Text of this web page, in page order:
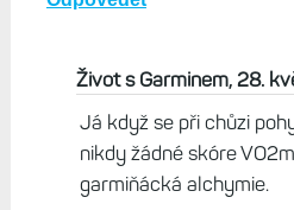
Život s Garminem, 28.
Já když se při chůzi
nikdy žádné skóre
garmiňácká alchymie.